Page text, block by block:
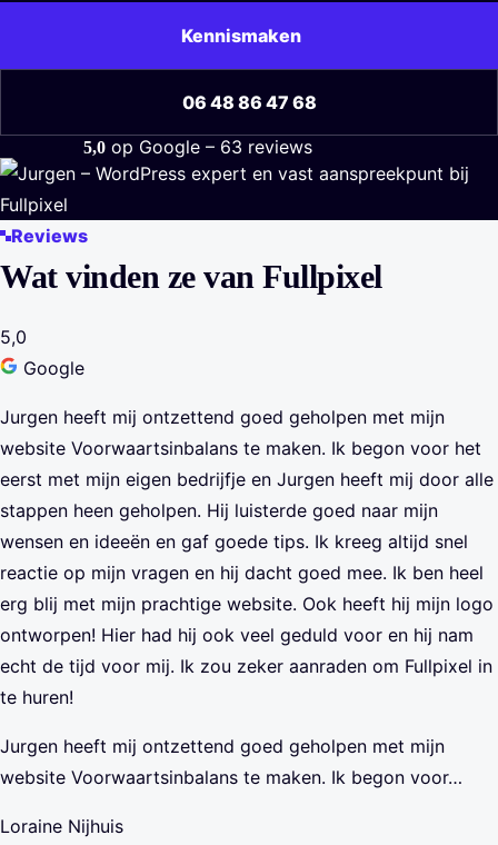
Kennismaken
06 48 86 47 68
Gemiddelde Google-score 5,0 uit 5 sterren, 63 reviews.
5,0 op Google – 63 reviews
Reviews
Wat vinden ze van Fullpixel
5,0
Google
Jurgen heeft mij ontzettend goed geholpen met mijn
website Voorwaartsinbalans te maken. Ik begon voor het
eerst met mijn eigen bedrijfje en Jurgen heeft mij door alle
stappen heen geholpen. Hij luisterde goed naar mijn
wensen en ideeën en gaf goede tips. Ik kreeg altijd snel
reactie op mijn vragen en hij dacht goed mee. Ik ben heel
erg blij met mijn prachtige website. Ook heeft hij mijn logo
ontworpen! Hier had hij ook veel geduld voor en hij nam
echt de tijd voor mij. Ik zou zeker aanraden om Fullpixel in
te huren!
Jurgen heeft mij ontzettend goed geholpen met mijn
website Voorwaartsinbalans te maken. Ik begon voor…
Loraine Nijhuis